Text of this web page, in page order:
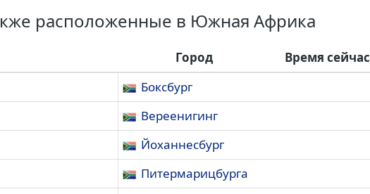
расположенные в Южная Африка
Город Время сейчас
Боксбург
Вереенигинг
Йоханнесбург
Питермарицбурга